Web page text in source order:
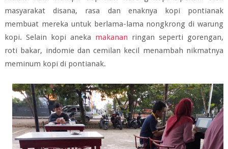
masyarakat disana, rasa dan enaknya kopi pontianak
membuat mereka untuk berlama-lama nongkrong di warung
kopi. Selain kopi aneka makanan ringan seperti gorengan,
roti bakar, indomie dan cemilan kecil menambah nikmatnya
meminum kopi di pontianak.